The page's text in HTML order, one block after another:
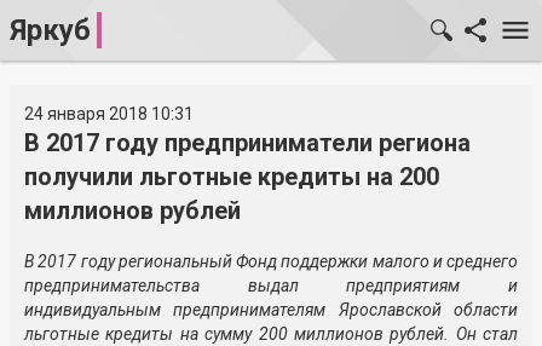
Яркуб
24 января 2018 10:31
В 2017 году предприниматели региона
получили льготные кредиты на 200
миллионов рублей
В 2017 году региональный Фонд поддержки малого и среднего
предпринимательства выдал предприятиям и
индивидуальным предпринимателям Ярославской области
льготные кредиты на сумму 200 миллионов рублей. Он стал